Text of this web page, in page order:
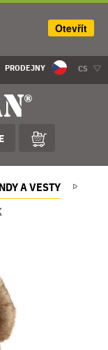
PRODEJNY CS
A VESTY
Otevřít